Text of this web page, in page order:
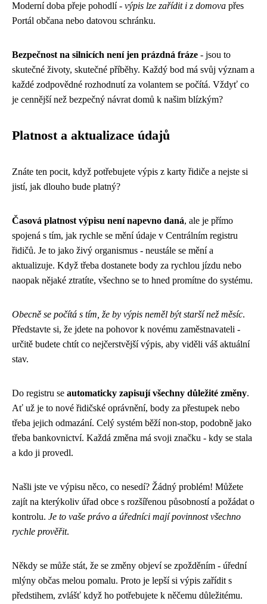
Moderní doba přeje pohodlí - výpis lze zařídit i z domova přes
Portál občana nebo datovou schránku.
Bezpečnost na silnicích není jen prázdná fráze - jsou to
skutečné životy, skutečné příběhy. Každý bod má svůj význam a
každé zodpovědné rozhodnutí za volantem se počítá. Vždyť co
je cennější než bezpečný návrat domů k našim blízkým?
Platnost a aktualizace údajů
Znáte ten pocit, když potřebujete výpis z karty řidiče a nejste si
jistí, jak dlouho bude platný?
Časová platnost výpisu není napevno daná, ale je přímo
spojená s tím, jak rychle se mění údaje v Centrálním registru
řidičů. Je to jako živý organismus - neustále se mění a
aktualizuje. Když třeba dostanete body za rychlou jízdu nebo
naopak nějaké ztratíte, všechno se to hned promítne do systému.
Obecně se počítá s tím, že by výpis neměl být starší než měsíc.
Představte si, že jdete na pohovor k novému zaměstnavateli -
určitě budete chtít co nejčerstvější výpis, aby viděli váš aktuální
stav.
Do registru se automaticky zapisují všechny důležité změny.
Ať už je to nové řidičské oprávnění, body za přestupek nebo
třeba jejich odmazání. Celý systém běží non-stop, podobně jako
třeba bankovnictví. Každá změna má svoji značku - kdy se stala
a kdo ji provedl.
Našli jste ve výpisu něco, co nesedí? Žádný problém! Můžete
zajít na kterýkoliv úřad obce s rozšířenou působností a požádat o
kontrolu. Je to vaše právo a úředníci mají povinnost všechno
rychle prověřit.
Někdy se může stát, že se změny objeví se zpožděním - úřední
mlýny občas melou pomalu. Proto je lepší si výpis zařídit s
předstihem, zvlášť když ho potřebujete k něčemu důležitému.